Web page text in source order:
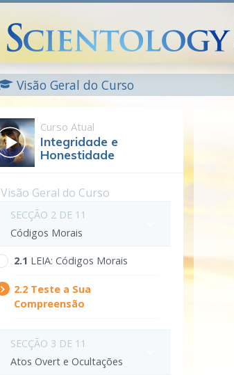
Visão Geral do Curso
Curso Atual
Integridade e
Honestidade
Visão Geral do Curso
SECÇÃO 2 DE 11
Códigos Morais
2.‎1 LEIA: Códigos Morais
2.‎2 Teste a Sua
Compreensão
SECÇÃO 3 DE 11
Atos Overt e Ocultações